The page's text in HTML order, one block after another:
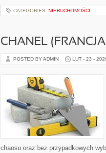
CATEGORIES: NIERUCHOMOŚCI
CHANEL
POSTED BY ADMIN LUT - 23 -
chaosu oraz bez przypadkowych